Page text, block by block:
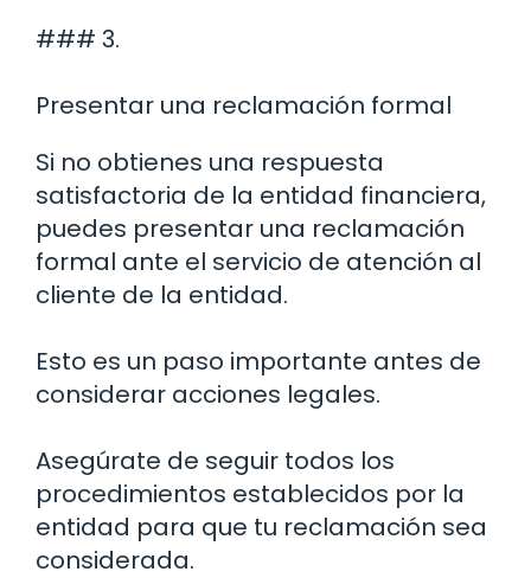
### 3.
Presentar una reclamación formal
Si no obtienes una respuesta
satisfactoria de la entidad financiera,
puedes presentar una reclamación
formal ante el servicio de atención al
cliente de la entidad.
Esto es un paso importante antes de
considerar acciones legales.
Asegúrate de seguir todos los
procedimientos establecidos por la
entidad para que tu reclamación sea
considerada.